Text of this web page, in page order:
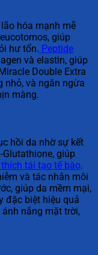
hóa mạnh mẽ
giúp
hư tổn. Peptide
và elastin, giúp
Double Extra
nhỏ, và ngăn ngừa
màng.
hồi da nhờ sự kết
Glutathione, giúp
tái tạo tế bào.
và tác nhân môi
giúp da mềm mại,
đặc biệt hiệu quả
nắng mặt trời,